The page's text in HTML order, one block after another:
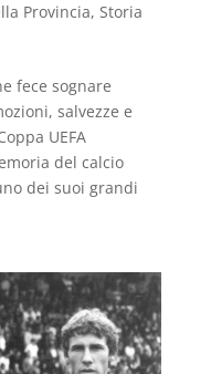
Provincia, Storia
fece sognare
salvezze e
UEFA
del calcio
dei suoi grandi